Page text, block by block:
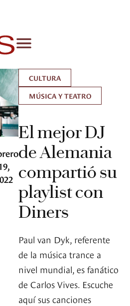
CULTURA
MÚSICA Y TEATRO
El mejor DJ
de Alemania
compartió su
playlist con
Diners
Paul van Dyk, referente
de la música trance a
nivel mundial, es fanático
de Carlos Vives. Escuche
aquí sus canciones